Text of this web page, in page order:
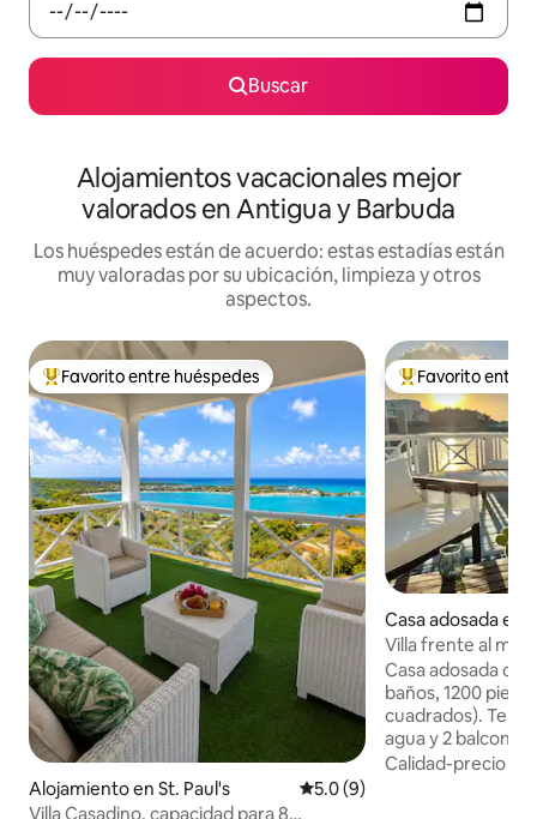
Buscar
Alojamientos vacacionales mejor
valorados en Antigua y Barbuda
Los huéspedes están de acuerdo: estas estadías están
muy valoradas por su ubicación, limpieza y otros
aspectos.
Favorito entre huéspedes preferido
Favorito entre huéspedes
Alojamiento en St. Paul's Calificación promedio: 5.0
5.0 (9)
Villa Casadino, capacidad para 8
Favorito entre
Favorito entre
Casa adosada en
ur
Villa frente al mar
diseño
Casa adosada
baños, 1200 pies
cuadrados).
agua y 2
occidental.
Calidad-precio